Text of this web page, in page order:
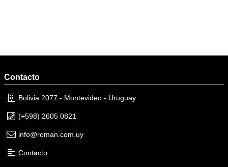
Contacto
Bolivia 2077 - Montevideo - Uruguay
(+598) 2605 0821
info@roman.com.uy
Contacto